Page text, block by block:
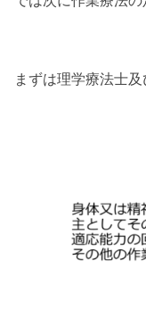
まずは理学療法士及